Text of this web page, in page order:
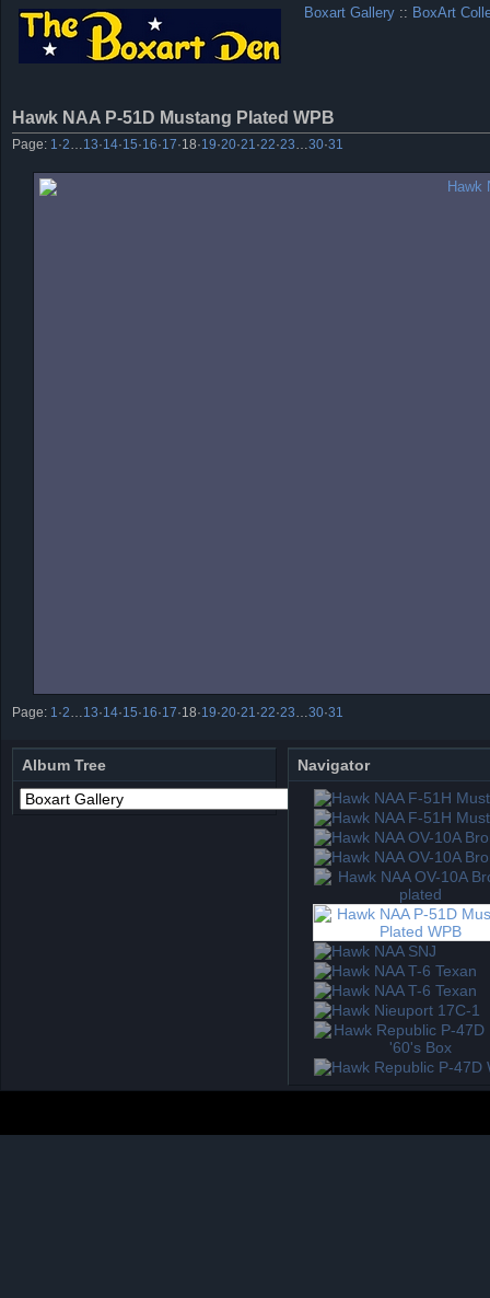
Boxart Gallery :: BoxArt
Hawk NAA P-51D Mustang Plated WPB
Page: 1 ·2 13·14·15·16·17·18·19·20·21 ·22·23 30·31
Page: 1 ·2 13·14·15·16·17·18·19·20·21 ·22·23 30·31
Album Tree Navigator